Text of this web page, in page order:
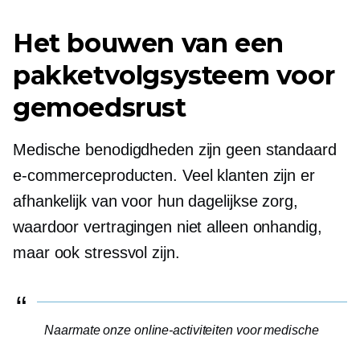
Het bouwen van een
pakketvolgsysteem voor
gemoedsrust
Medische benodigdheden zijn geen standaard
e-commerceproducten. Veel klanten zijn er
afhankelijk van voor hun dagelijkse zorg,
waardoor vertragingen niet alleen onhandig,
maar ook stressvol zijn.
Naarmate onze online-activiteiten voor medische